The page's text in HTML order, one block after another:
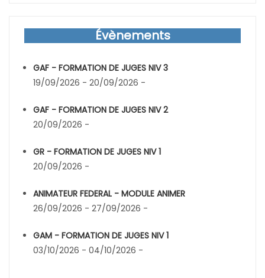
Évènements
GAF - FORMATION DE JUGES NIV 3
19/09/2026 - 20/09/2026 -
GAF - FORMATION DE JUGES NIV 2
20/09/2026 -
GR - FORMATION DE JUGES NIV 1
20/09/2026 -
ANIMATEUR FEDERAL - MODULE ANIMER
26/09/2026 - 27/09/2026 -
GAM - FORMATION DE JUGES NIV 1
03/10/2026 - 04/10/2026 -